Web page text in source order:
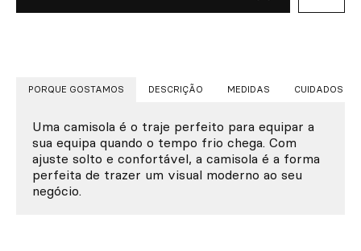
PORQUE GOSTAMOS DESCRIÇÃO MEDIDAS CUIDADOS
Uma camisola é o traje perfeito para equipar a
sua equipa quando o tempo frio chega. Com
ajuste solto e confortável, a camisola é a forma
perfeita de trazer um visual moderno ao seu
negócio.